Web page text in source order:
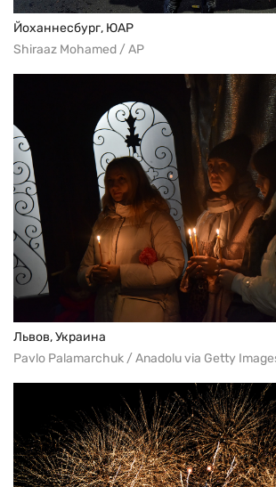
Йоханнесбург, ЮАР
Shiraaz Mohamed / AP
Львов, Украина
Pavlo Palamarchuk / Anadolu via Getty